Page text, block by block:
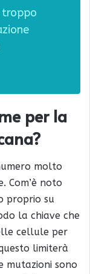
troppo
per la
molto
Com’è noto
proprio su
la chiave che
cellule per
limiterà
mutazioni sono